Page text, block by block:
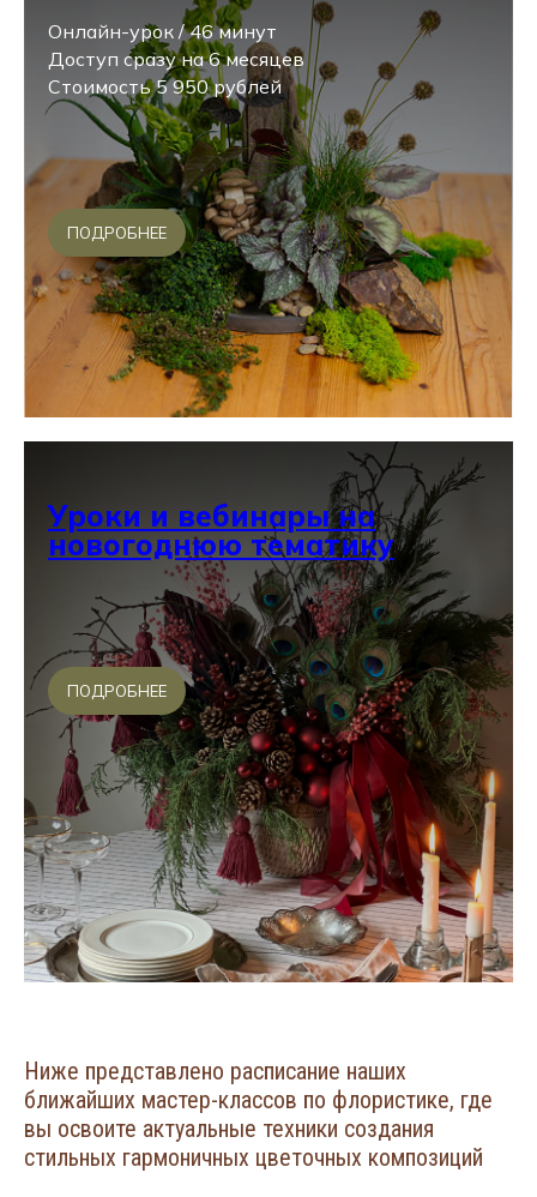
Онлайн-урок / 46 минут
Доступ сразу на 6 месяцев
Стоимость 5 950 рублей
ПОДРОБНЕЕ
Уроки и вебинары на
новогоднюю тематику
ПОДРОБНЕЕ
Ниже представлено расписание наших
ближайших мастер-классов по флористике, где
вы освоите актуальные техники создания
стильных гармоничных цветочных композиций